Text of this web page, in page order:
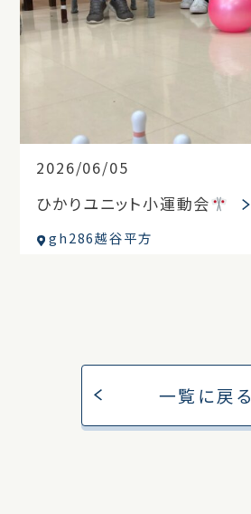
2026/06/05
ひかりユニット小運動会
gh286越谷平方
一覧に戻る